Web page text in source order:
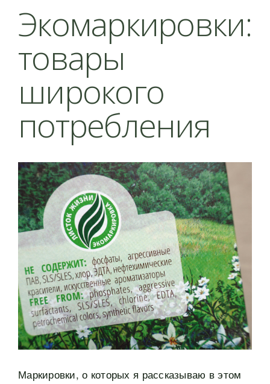
Экомаркировки:
товары
широкого
потребления
Маркировки, о которых я рассказываю в этом